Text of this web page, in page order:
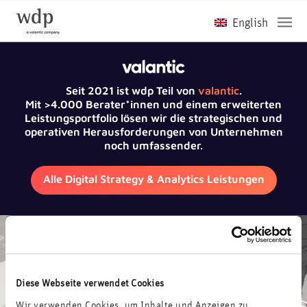
Diese Webseite verwendet Cookies
Wir verwenden Cookies, um Inhalte und Anzeigen zu
Seit 2021 ist wdp Teil von valantic.
Mit >4.000 Berater*innen und einem erweiterten
Leistungsportfolio lösen wir die strategischen und
operativen Herausforderungen von Unternehmen
noch umfassender.
Alle Digital Strategy & Analytics Leistungen